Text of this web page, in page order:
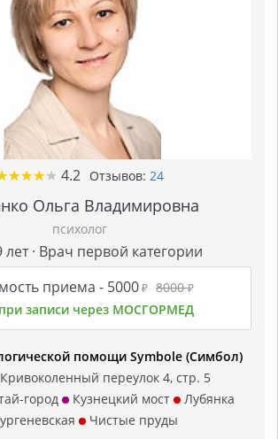
★★★★
★★★★ 4.2 Отзывов: 24
Ольга Владимировна
психолог
лет · Врач первой категории
приема - 5000₽ 8000₽
записи через МОСГОРМЕД
помощи Symbole (Симбол)
переулок 4, стр. 5
город Кузнецкий мост
Лубянка
Чистые пруды